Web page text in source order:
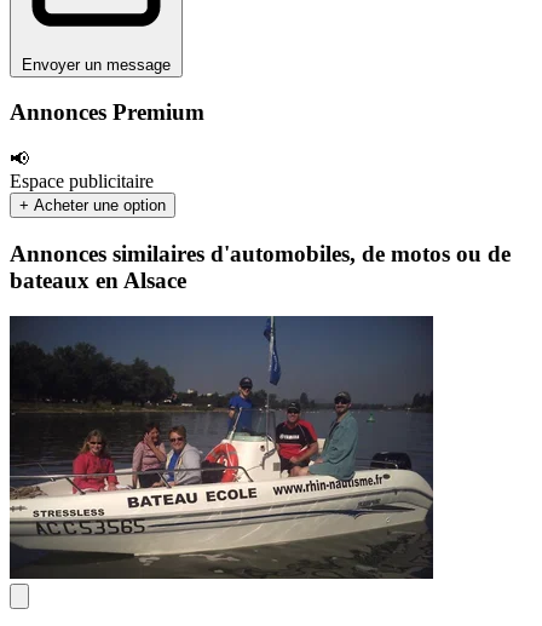
Annonces Premium
📢
Espace publicitaire
+ Acheter une option
Envoyer un message
Annonces similaires d'automobiles, de motos ou de
bateaux en Alsace